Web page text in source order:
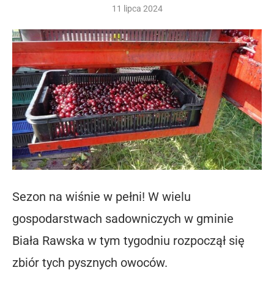
11 lipca 2024
Sezon na wiśnie w pełni! W wielu
gospodarstwach sadowniczych w gminie
Biała Rawska w tym tygodniu rozpoczął się
zbiór tych pysznych owoców.